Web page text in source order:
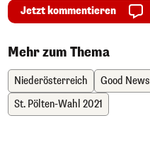
Jetzt kommentieren
Mehr zum Thema
Niederösterreich Good News
St. Pölten-Wahl 2021